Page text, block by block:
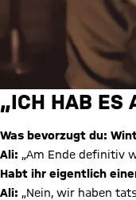
„ICH HAB ES
Was bevorzugt du:
Ali: „Am Ende definitiv
Habt ihr eigentlich
Ali: „Nein, wir haben